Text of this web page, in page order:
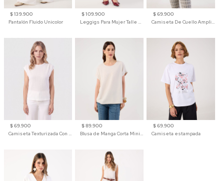
$ 139.900
Pantalón Fluido Unicolor
$ 109.900
$ 69.900
$ 69.900
$ 89.900
$ 69.900
Camiseta estampada